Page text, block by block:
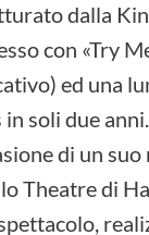
dalla
con «Try
ed una
soli due
di un suo
Theatre di